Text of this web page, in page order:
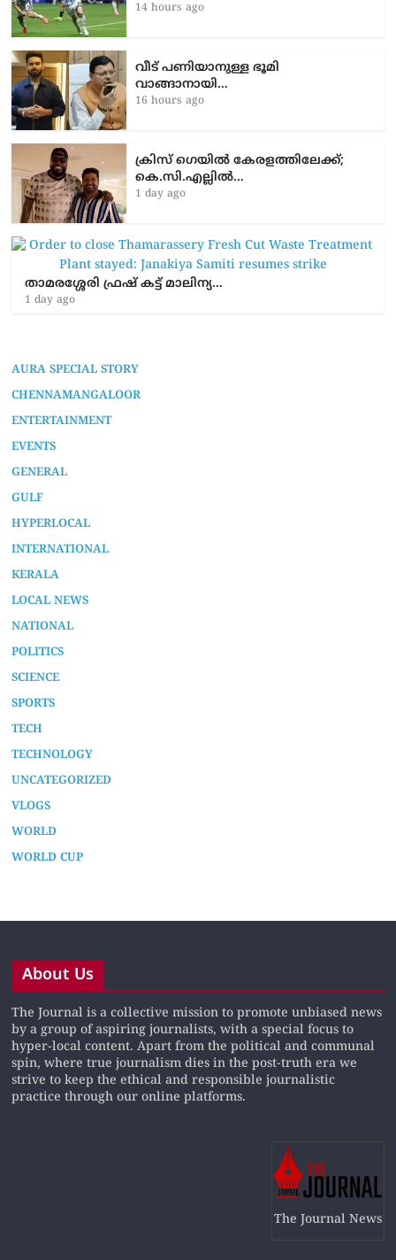
14 hours ago
വീട് പണിയാനുള്ള ഭൂമി
വാങ്ങാനായി…
16 hours ago
ക്രിസ് ഗെയിൽ കേരളത്തിലേക്ക്;
കെ.സി.എല്ലിൽ…
1 day ago
താമരശ്ശേരി ഫ്രഷ് കട്ട് മാലിന്യ…
1 day ago
AURA SPECIAL STORY
CHENNAMANGALOOR
ENTERTAINMENT
EVENTS
GENERAL
GULF
HYPERLOCAL
INTERNATIONAL
KERALA
LOCAL NEWS
NATIONAL
POLITICS
SCIENCE
SPORTS
TECH
TECHNOLOGY
UNCATEGORIZED
VLOGS
WORLD
WORLD CUP
About Us
The Journal is a collective mission to promote unbiased news
by a group of aspiring journalists, with a special focus to
hyper-local content. Apart from the political and communal
spin, where true journalism dies in the post-truth era we
strive to keep the ethical and responsible journalistic
practice through our online platforms.
The Journal News